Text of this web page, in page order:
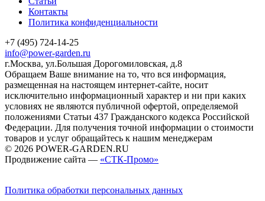
Контакты
Политика конфиденциальности
+7 (495) 724-14-25
info@power-garden.ru
г.Москва, ул.Большая Дорогомиловская, д.8
Обращаем Ваше внимание на то, что вся информация,
размещенная на настоящем интернет-сайте, носит
исключительно информационный характер и ни при каких
условиях не являются публичной офертой, определяемой
положениями Статьи 437 Гражданского кодекса Российской
Федерации. Для получения точной информации о стоимости
товаров и услуг обращайтесь к нашим менеджерам
© 2026 POWER-GARDEN.RU
Продвижение сайта — «СТК-Промо»
Политика обработки персональных данных